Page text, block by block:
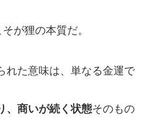
が狸の本質だ。
れた意味は、単なる金運で
、商いが続く状態そのもの